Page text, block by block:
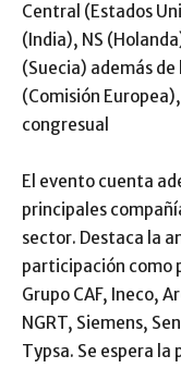
Central (Estados
(India), NS
(Suecia) además
(Comisión
congresual
El evento cuenta
principales
sector. Destaca la
participación como
Grupo CAF, Ineco,
NGRT, Siemens,
Typsa. Se espera